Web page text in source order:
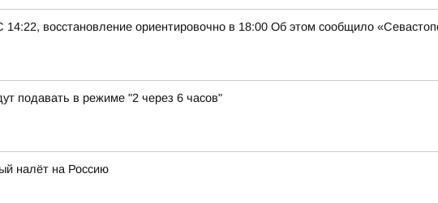
14:22, восстановление ориентировочно в 18:00 Об этом сообщило
подавать в режиме "2 через 6 часов"
налёт на Россию